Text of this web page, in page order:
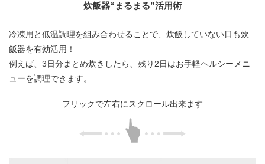
炊飯器“まるまる”活用術
冷凍用と低温調理を組み合わせることで、炊飯していない日も炊
飯器を有効活用！
例えば、3日分まとめ炊きしたら、残り2日はお手軽ヘルシーメニ
ューを調理できます。